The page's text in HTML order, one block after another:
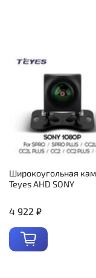
Широкоугольная
Teyes AHD SONY
4 922 ₽